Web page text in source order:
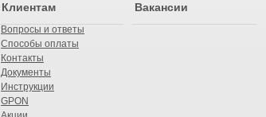
Клиентам
Вопросы и ответы
Способы оплаты
Контакты
Документы
Инструкции
GPON
Вакансии